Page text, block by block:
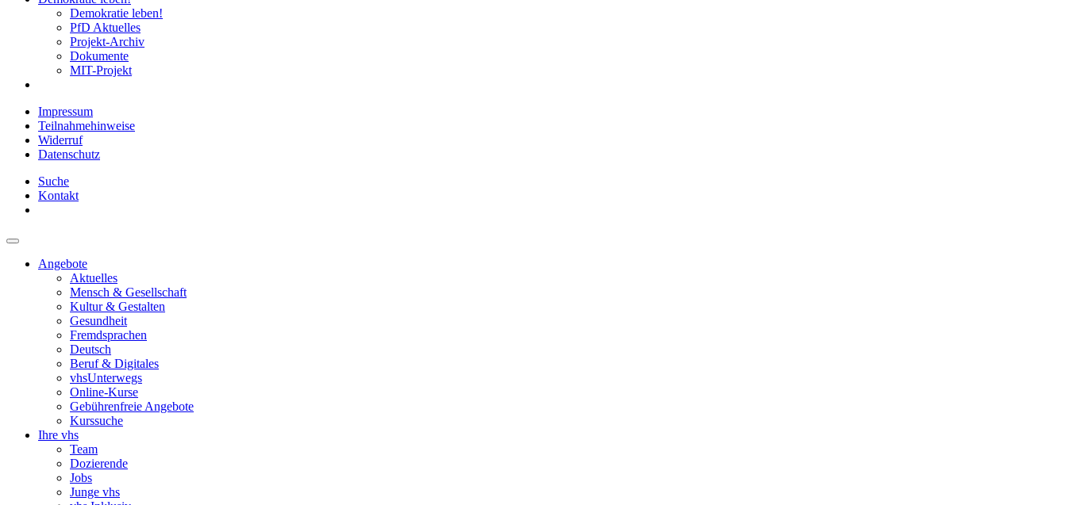
Demokratie leben!
PfD Aktuelles
Projekt-Archiv
Dokumente
MIT-Projekt
Impressum
Teilnahmehinweise
Widerruf
Datenschutz
Suche
Kontakt
Angebote
Aktuelles
Mensch & Gesellschaft
Kultur & Gestalten
Gesundheit
Fremdsprachen
Deutsch
Beruf & Digitales
vhsUnterwegs
Online-Kurse
Gebührenfreie Angebote
Kurssuche
Ihre vhs
Team
Dozierende
Jobs
Junge vhs